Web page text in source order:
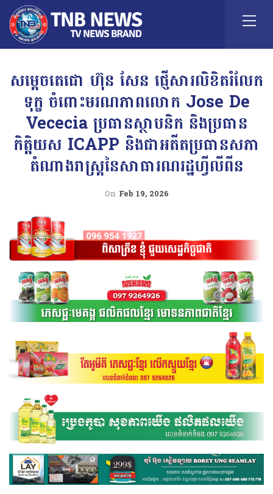
សម្តេចតេជោ ហ៊ុន សែន ផ្ញើសារលិខិតរំលែក
ទុក្ខ ចំពោះមរណភាពលោក Jose De
Vececia ប្រធានស្ថាបនិក និងប្រធាន
កិត្តិយស ICAPP និងជាអតីតប្រធានសភា
តំណាងរាស្ត្រនៃសាធារណរដ្ឋហ្វីលីពីន
On Feb 19, 2026